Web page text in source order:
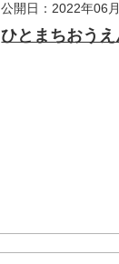
公開日：2022年06
ひとまちおう